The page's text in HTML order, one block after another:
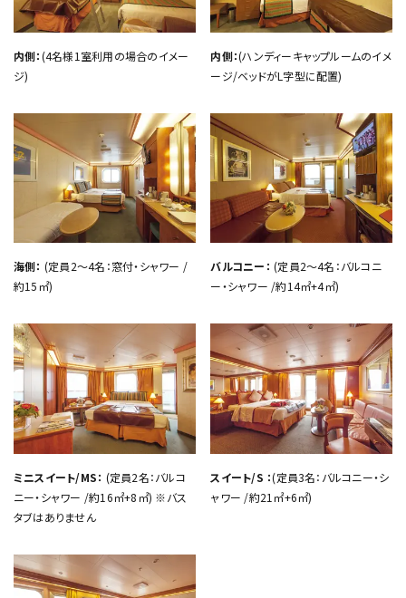
内側：(4名様1室利用の場合のイメー
ジ)
内側：(ハンディーキャップルームのイメ
ージ/ベッドがL字型に配置)
海側： (定員2～4名：窓付・シャワー /
約15㎡)
バルコニー： (定員2～4名：バルコニ
ー・シャワー /約14㎡+4㎡)
ミニスイート/MS： (定員2名：バルコ
ニー・シャワー /約16㎡+8㎡) ※バス
タブはありません
スイート/S ：(定員3名：バルコニー・シ
ャワー /約21㎡+6㎡)